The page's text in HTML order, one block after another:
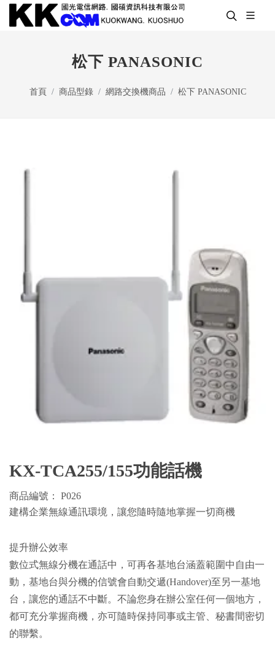
松下 PANASONIC
首頁 商品型錄 網路交換機商品 松下 PANASONIC
KX-TCA255/155功能話機
商品編號： P026
建構企業無線通訊環境，讓您隨時隨地掌握一切商機
提升辦公效率
數位式無線分機在通話中，可再各基地台涵蓋範圍中自由一
動，基地台與分機的信號會自動交遞(Handover)至另一基地
台，讓您的通話不中斷。不論您身在辦公室任何一個地方，
都可充分掌握商機，亦可隨時保持同事或主管、秘書間密切
的聯繫。